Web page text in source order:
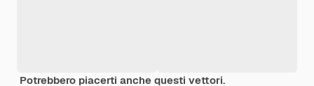
Potrebbero piacerti anche questi vettori.